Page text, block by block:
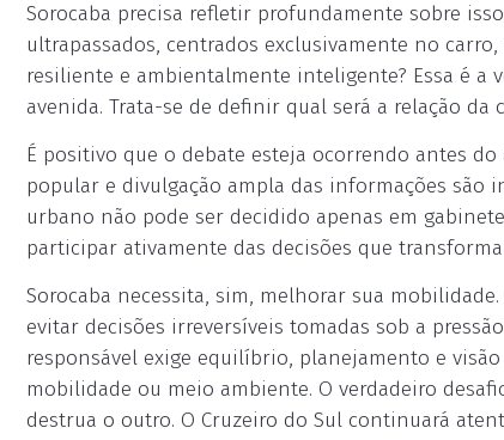
Sorocaba precisa refletir profundamente sobre
ultrapassados, centrados exclusivamente no
resiliente e ambientalmente inteligente? Essa é a
avenida. Trata-se de definir qual será a relação
É positivo que o debate esteja ocorrendo antes
popular e divulgação ampla das informações são
urbano não pode ser decidido apenas em
participar ativamente das decisões que
Sorocaba necessita, sim, melhorar sua
evitar decisões irreversíveis tomadas sob a
responsável exige equilíbrio, planejamento e
mobilidade ou meio ambiente. O verdadeiro
destrua o outro. O Cruzeiro do Sul continuará